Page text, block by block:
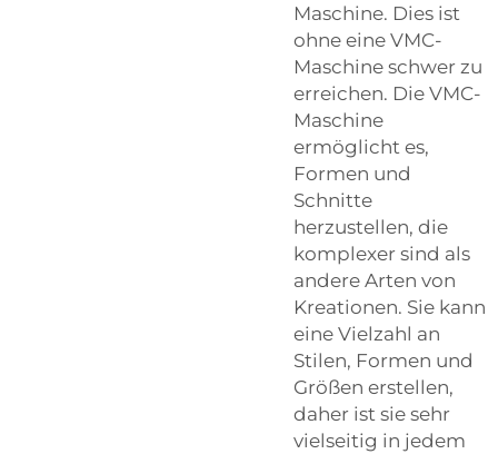
Maschine. Dies ist
ohne eine VMC-
Maschine schwer zu
erreichen. Die VMC-
Maschine
ermöglicht es,
Formen und
Schnitte
herzustellen, die
komplexer sind als
andere Arten von
Kreationen. Sie kann
eine Vielzahl an
Stilen, Formen und
Größen erstellen,
daher ist sie sehr
vielseitig in jedem